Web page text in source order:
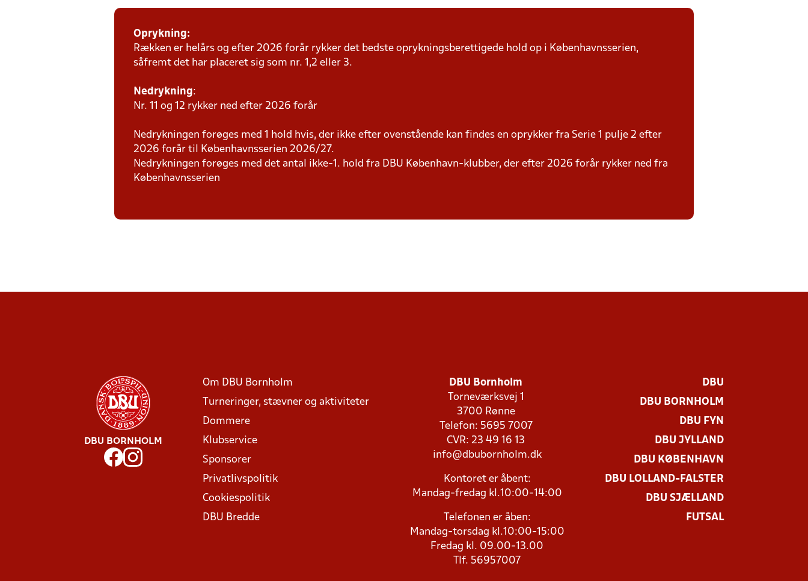
Oprykning:
Rækken er helårs og efter 2026 forår rykker det bedste oprykningsberettigede hold op i Københavnsserien,
såfremt det har placeret sig som nr. 1,2 eller 3.
Nedrykning:
Nr. 11 og 12 rykker ned efter 2026 forår
Nedrykningen forøges med 1 hold hvis, der ikke efter ovenstående kan findes en oprykker fra Serie 1 pulje 2 efter
2026 forår til Københavnsserien 2026/27.
Nedrykningen forøges med det antal ikke-1. hold fra DBU København-klubber, der efter 2026 forår rykker ned fra
Københavnsserien
DBU BORNHOLM
Om DBU Bornholm
Turneringer, stævner og aktiviteter
Dommere
Klubservice
Sponsorer
Privatlivspolitik
Cookiespolitik
DBU Bredde
DBU Bornholm
Torneværksvej 1
3700 Rønne
Telefon: 5695 7007
CVR: 23 49 16 13
info@dbubornholm.dk
Kontoret er åbent:
Mandag-fredag kl.10:00-14:00
Telefonen er åben:
Mandag-torsdag kl.10:00-15:00
Fredag kl. 09.00-13.00
Tlf. 56957007
DBU
DBU BORNHOLM
DBU FYN
DBU JYLLAND
DBU KØBENHAVN
DBU LOLLAND-FALSTER
DBU SJÆLLAND
FUTSAL